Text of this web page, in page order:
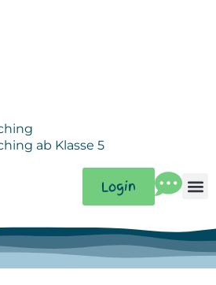
ab Klasse 5
Login